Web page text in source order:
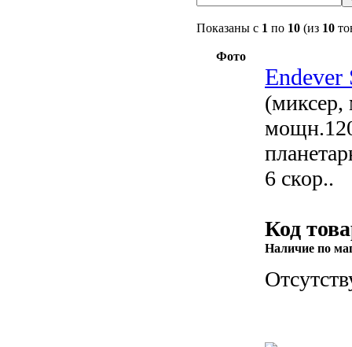
Показаны с 1 по 10 (из 10
Фото
Endever
(миксер,
6 скор..
Код
Наличие по